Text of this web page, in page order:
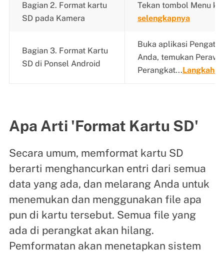
Bagian 2. Format kartu
SD pada Kamera
Tekan tombol Menu
selengkapnya
Bagian 3. Format Kartu
SD di Ponsel Android
Buka aplikasi
Anda, temukan
Perangkat...Langkah
Apa Arti 'Format Kartu SD'
Secara umum, memformat kartu SD
berarti menghancurkan entri dari semua
data yang ada, dan melarang Anda untuk
menemukan dan menggunakan file apa
pun di kartu tersebut. Semua file yang
ada di perangkat akan hilang.
Pemformatan akan menetapkan sistem